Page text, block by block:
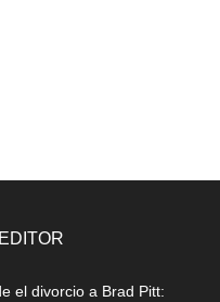
el divorcio a Brad Pitt: